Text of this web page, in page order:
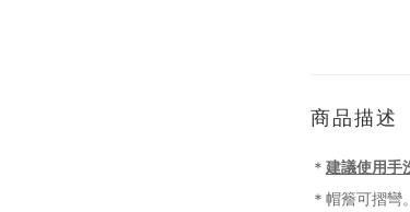
商品描述
＊ 建議使用手
＊ 帽簷可摺彎。